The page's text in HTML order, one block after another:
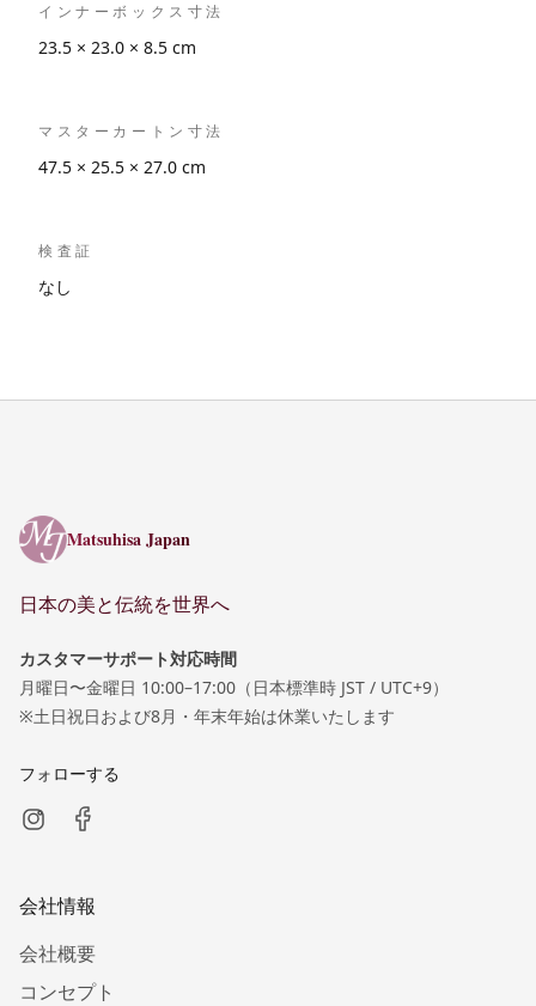
インナーボックス寸法
23.5 × 23.0 × 8.5 cm
マスターカートン寸法
47.5 × 25.5 × 27.0 cm
検査証
なし
Matsuhisa Japan
Matsuhisa Japan
日本の美と伝統を世界へ
カスタマーサポート対応時間
月曜日〜金曜日 10:00–17:00（日本標準時 JST / UTC+9）
※土日祝日および8月・年末年始は休業いたします
フォローする
会社情報
会社概要
コンセプト